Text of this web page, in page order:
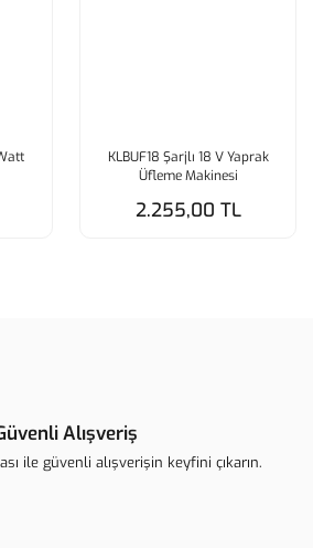
KLBUF18 Şarjlı 18 V Yaprak
Üfleme Makinesi
2.255,00 TL
Alışveriş
ile güvenli alışverişin keyfini çıkarın.